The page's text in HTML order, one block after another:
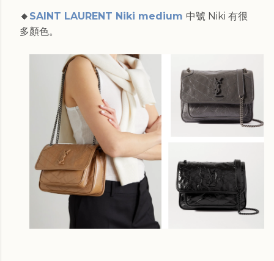
🔸 SAINT LAURENT Niki medium 中號 Niki 有很
多顏色。